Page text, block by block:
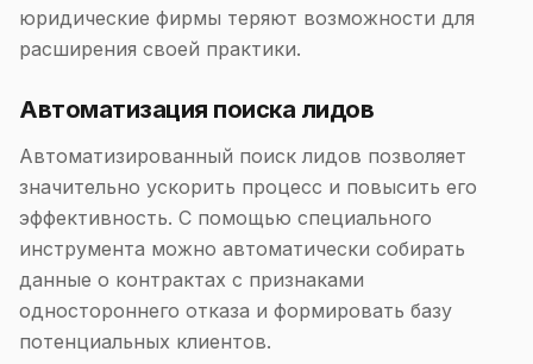
юридические фирмы теряют возможности для
расширения своей практики.
Автоматизация поиска лидов
Автоматизированный поиск лидов позволяет
значительно ускорить процесс и повысить его
эффективность. С помощью специального
инструмента можно автоматически собирать
данные о контрактах с признаками
одностороннего отказа и формировать базу
потенциальных клиентов.